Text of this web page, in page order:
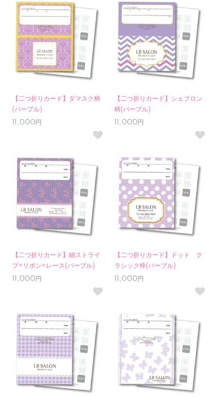
【二つ折りカード】ダマスク柄
(パープル)
11,000円
【二つ折りカード】シェブロン
柄(パープル)
11,000円
【二つ折りカード】細ストライ
プ×リボン×レース(パープル)
11,000円
【二つ折りカード】ドット ク
ラシック枠(パープル)
11,000円